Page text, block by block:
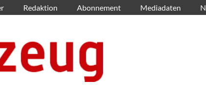
Redaktion Abonnement Mediadaten